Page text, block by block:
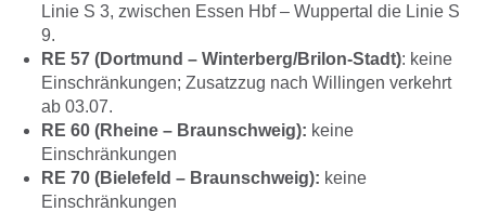
Linie S 3, zwischen Essen Hbf – Wuppertal die Linie S
9.
RE 57 (Dortmund – Winterberg/Brilon-Stadt): keine
Einschränkungen; Zusatzzug nach Willingen verkehrt
ab 03.07.
RE 60 (Rheine – Braunschweig): keine
Einschränkungen
RE 70 (Bielefeld – Braunschweig): keine
Einschränkungen